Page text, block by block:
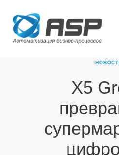
X5
ГЛАВНАЯ
О КОМПАНИИ
НОВОСТИ
КАРЬЕРА